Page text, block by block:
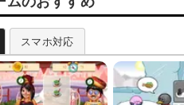
スマホ対応